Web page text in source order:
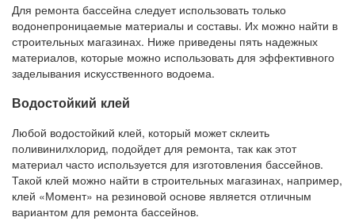
Для ремонта бассейна следует использовать только
водонепроницаемые материалы и составы. Их можно найти в
строительных магазинах. Ниже приведены пять надежных
материалов, которые можно использовать для эффективного
заделывания искусственного водоема.
Водостойкий клей
Любой водостойкий клей, который может склеить
поливинилхлорид, подойдет для ремонта, так как этот
материал часто используется для изготовления бассейнов.
Такой клей можно найти в строительных магазинах, например,
клей «Момент» на резиновой основе является отличным
вариантом для ремонта бассейнов.